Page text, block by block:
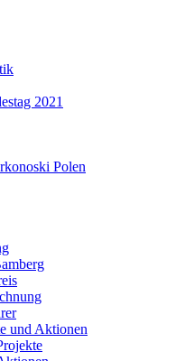
2021
Polen
und Aktionen